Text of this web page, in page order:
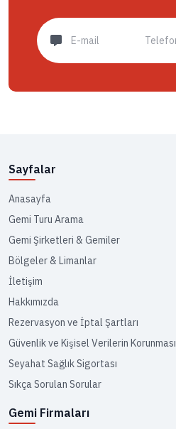
Sayfalar
Anasayfa
Gemi Turu Arama
Gemi Şirketleri & Gemiler
Bölgeler & Limanlar
İletişim
Hakkımızda
Rezervasyon ve İptal Şartları
Güvenlik ve Kişisel Verilerin Korunması
Seyahat Sağlık Sigortası
Sıkça Sorulan Sorular
Gemi Firmaları